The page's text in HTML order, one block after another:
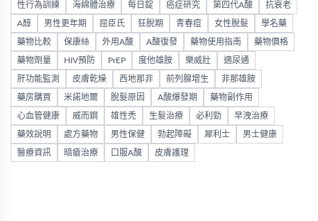
性行為訓練 海綿體治療 每日錠 癌症研究 第四代A酸 抗衰老
A醇 男性更年期 屈臣氏 狂脫期 青春痘 女性脫髮 學名藥
藥物比較 保康絲 外用A酸 A酸復發 藥物使用指南 藥物價格
藥物劑量 HIV預防 PrEP 度他雄胺 樂威壯 適尿通
肝功能監測 皮膚乾燥 西地那非 前列腺增生 非那雄胺
藥房購買 米諾地爾 脫髮原因 A酸爆發期 藥物副作用
心血管健康 威而鋼 雄性禿 生髮治療 必利勁 早洩治療
藥效說明 處方藥物 男性保健 勃起障礙 犀利士 男士健康
醫療資訊 暗瘡治療 口服A酸 皮膚護理